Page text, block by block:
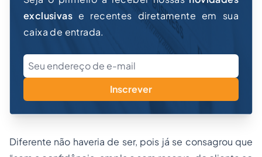
exclusivas e recentes diretamente em sua
caixa de entrada.
Inscrever
Diferente não haveria de ser, pois já se consagrou que